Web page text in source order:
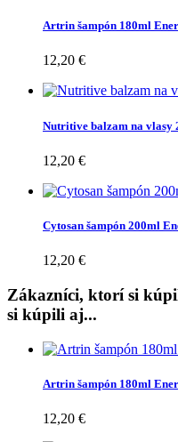
Artrin šampón 180ml
12,20 €
Nutritive balzam na vlasy
12,20 €
Cytosan šampón 200ml
12,20 €
Zákazníci, ktorí si
si kúpili aj...
Artrin šampón 180ml
12,20 €